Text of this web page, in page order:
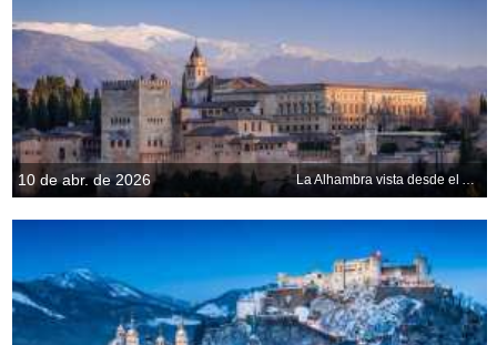
10 de abr. de 2026 La Alhambra vista desde el Albaicín, Granada, Andalucía